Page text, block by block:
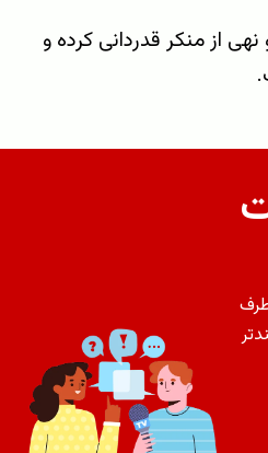
از منکر قدردانی کرده و